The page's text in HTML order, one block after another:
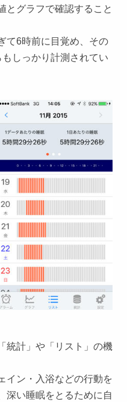
とグラフで確認すること
て6時前に目覚め、その
しっかり計測されてい
統計」や「リスト」の機
イン・入浴などの行動を
深い睡眠をとるために自